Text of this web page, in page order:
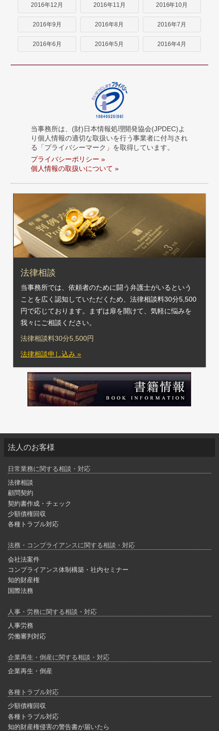
2016年12月 2016年11月 2016年10月
2016年9月 2016年8月 2016年7月
2016年6月 2016年5月 2016年4月
当事務所は、(財)日本情報処理開発協会(JPDEC)よ
り個人情報の適切な取扱いを行う事業者に付与され
る「プライバシーマーク」を取得しています。
プライバシーポリシー »
個人情報の取扱いについて »
法律相談
当事務所では、依頼者のために闘う弁護士がいるという
ことを広く認知していただくため、法律相談料30分5,500
円で応じております。まずは扉を開けて、気軽に悩みを
我々にご相談ください。
法律相談料30分5,500円
法律相談申し込み »
法人のお客様
日常業務に関する相談・対応
法律相談
顧問契約
契約書作成・チェック
少額債権回収
各種トラブル対応
法務・コンプライアンスに関する相談・対応
会社法案件
コンプライアンス体制構築・社内セミナー
知的財産権
国際法務
人事・労務に関する相談・対応
人事労務
労働審判対応
企業再生・倒産に関する相談・対応
企業再生・倒産
各種トラブル対応
少額債権回収
各種トラブル対応
知的財産権侵害の警告書が届いたら